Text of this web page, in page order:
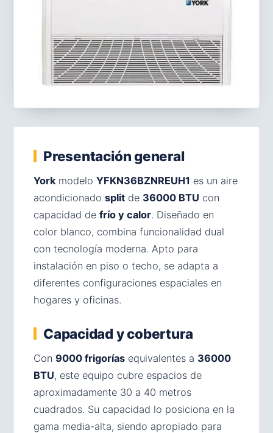
Presentación general
York modelo YFKN36BZNREUH1 es un aire
acondicionado split de 36000 BTU con
capacidad de frío y calor. Diseñado en
color blanco, combina funcionalidad dual
con tecnología moderna. Apto para
instalación en piso o techo, se adapta a
diferentes configuraciones espaciales en
hogares y oficinas.
Capacidad y cobertura
Con 9000 frigorías equivalentes a 36000
BTU, este equipo cubre espacios de
aproximadamente 30 a 40 metros
cuadrados. Su capacidad lo posiciona en la
gama media-alta, siendo apropiado para